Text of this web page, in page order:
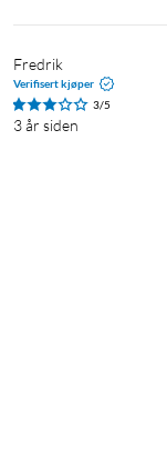
Fredrik
Verifisert kjøper
3/5
3 år siden